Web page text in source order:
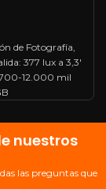
de Fotografía,
377 lux a 3,3′
12.000 mil
nuestros
las preguntas que